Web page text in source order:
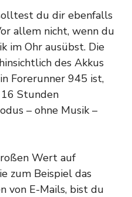
du dir ebenfalls
allem nicht, wenn du
im Ohr ausübst. Die
des Akkus
Forerunner 945 ist,
Stunden
– ohne Musik –
Wert auf
zum Beispiel das
von E-Mails, bist du